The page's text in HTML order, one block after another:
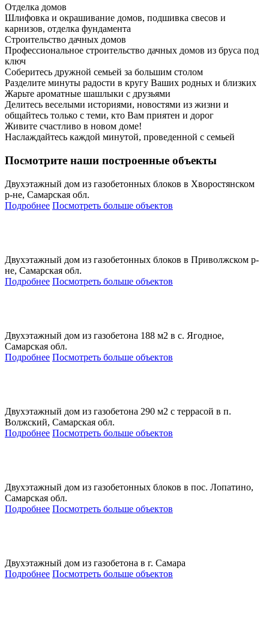
Отделка домов
Шлифовка и окрашивание домов, подшивка свесов и
карнизов, отделка фундамента
Строительство дачных домов
Профессиональное строительство дачных домов из бруса под
ключ
Соберитесь дружной семьей за большим столом
Разделите минуты радости в кругу Ваших родных и близких
Жарьте ароматные шашлыки с друзьями
Делитесь веселыми историями, новостями из жизни и
общайтесь только с теми, кто Вам приятен и дорог
Живите счастливо в новом доме!
Наслаждайтесь каждой минутой, проведенной с семьей
Посмотрите наши построенные объекты
Двухэтажный дом из газобетонных блоков в Хворостянском
р-не, Самарская обл.
Подробнее Посмотреть больше объектов
Двухэтажный дом из газобетонных блоков в Приволжском р-
не, Самарская обл.
Подробнее Посмотреть больше объектов
Двухэтажный дом из газобетона 188 м2 в с. Ягодное,
Самарская обл.
Подробнее Посмотреть больше объектов
Двухэтажный дом из газобетона 290 м2 с террасой в п.
Волжский, Самарская обл.
Подробнее Посмотреть больше объектов
Двухэтажный дом из газобетонных блоков в пос. Лопатино,
Самарская обл.
Подробнее Посмотреть больше объектов
Двухэтажный дом из газобетона в г. Самара
Подробнее Посмотреть больше объектов